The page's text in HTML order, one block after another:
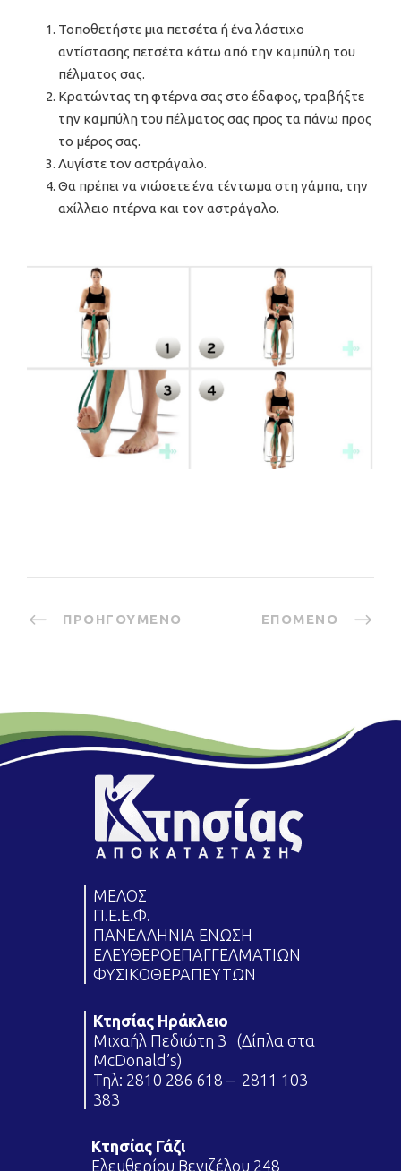
Τοποθετήστε μια πετσέτα ή ένα λάστιχο
αντίστασης πετσέτα κάτω από την καμπύλη του
πέλματος σας.
Κρατώντας τη φτέρνα σας στο έδαφος, τραβήξτε
την καμπύλη του πέλματος σας προς τα πάνω προς
το μέρος σας.
Λυγίστε τον αστράγαλο.
Θα πρέπει να νιώσετε ένα τέντωμα στη γάμπα, την
αχίλλειο πτέρνα και τον αστράγαλο.
ΠΡΟΗΓΟΎΜΕΝΟ ΕΠΌΜΕΝΟ
ΜΕΛΟΣ
Π.Ε.Ε.Φ.
ΠΑΝΕΛΛΗΝΙΑ ΕΝΩΣΗ
ΕΛΕΥΘΕΡΟΕΠΑΓΓΕΛΜΑΤΙΩΝ
ΦΥΣΙΚΟΘΕΡΑΠΕΥΤΩΝ
Κτησίας Ηράκλειο
Μιχαήλ Πεδιώτη 3 (Δίπλα στα
McDonald’s)
Τηλ: 2810 286 618 – 2811 103
383
Κτησίας Γάζι
Ελευθερίου Βενιζέλου 248